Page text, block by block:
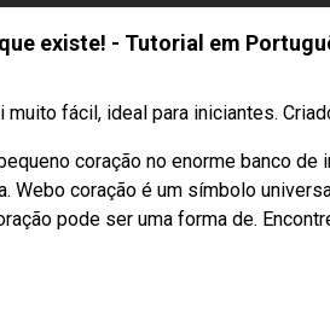
existe! - Tutorial em
fácil, ideal para iniciantes.
coração no enorme banco
coração é um símbolo
pode ser uma forma de.